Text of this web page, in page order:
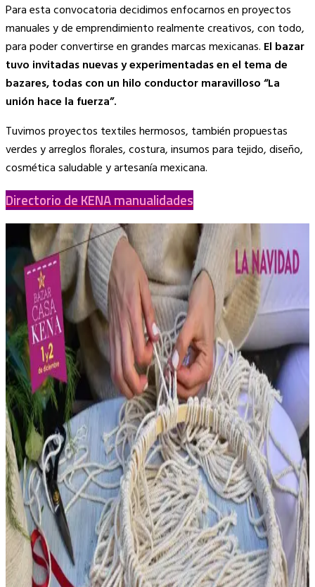
Para esta convocatoria decidimos enfocarnos en proyectos
manuales y de emprendimiento realmente creativos, con todo,
para poder convertirse en grandes marcas mexicanas. El bazar
tuvo invitadas nuevas y experimentadas en el tema de
bazares, todas con un hilo conductor maravilloso “La
unión hace la fuerza”.
Tuvimos proyectos textiles hermosos, también propuestas
verdes y arreglos florales, costura, insumos para tejido, diseño,
cosmética saludable y artesanía mexicana.
Directorio de KENA manualidades